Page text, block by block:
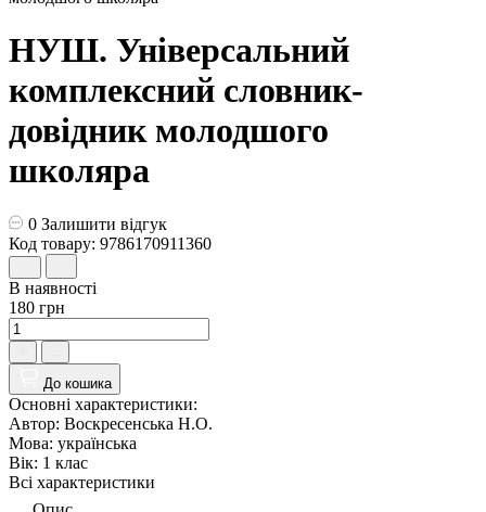
НУШ. Універсальний
комплексний словник-
довідник молодшого
школяра
0 Залишити відгук
Код товару: 9786170911360
В наявності
180 грн
До кошика
Основні характеристики:
Автор: Воскресенська Н.О.
Мова: українська
Вік: 1 клас
Всі характеристики